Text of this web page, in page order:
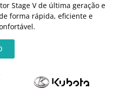
Stage V de última geração e
forma rápida, eficiente e